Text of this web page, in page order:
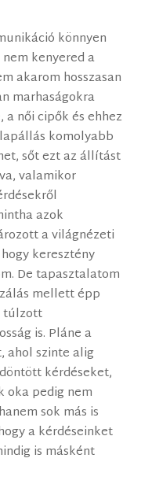
könnyen
kenyered a
akarom hosszasan
marhaságokra
női cipők és ehhez
komolyabb
sőt ezt az állítást
valamikor
azok
a világnézeti
keresztény
De tapasztalatom
mellett épp
túlzott
is. Pláne a
ahol szinte alig
kérdéseket,
oka pedig nem
sok más is
a kérdéseinket
is másként